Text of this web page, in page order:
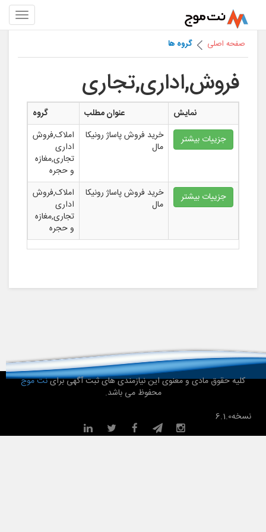
صفحه اصلی گروه ها
فروش,اداری,تجاری
نمایش عنوان مطلب
گروه
جزییات بیشتر
خرید فروش پاساژ رونیکا
مال
املاک,فروش
اداری
تجاری,مغازه
و حجره
جزییات بیشتر
خرید فروش پاساژ رونیکا
مال
املاک,فروش
اداری
تجاری,مغازه
و حجره
کلیه حقوق مادی و معنوی این نیازمندی های ثبت آگهی براینت موج
محفوظ می باشد.
نسخه6.1.0